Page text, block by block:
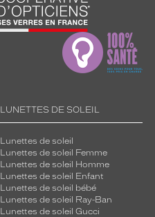
LUNETTES DE SOLEIL
Lunettes de soleil
Lunettes de soleil Femme
Lunettes de soleil Homme
Lunettes de soleil Enfant
Lunettes de soleil bébé
Lunettes de soleil Ray-Ban
Lunettes de soleil Gucci